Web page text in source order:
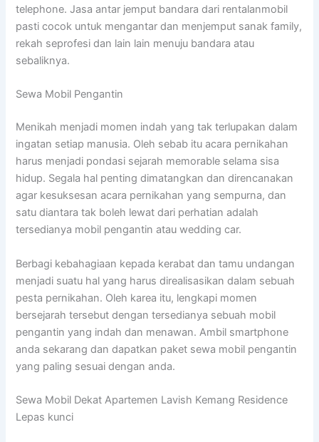
telephone. Jasa antar jemput bandara dari rentalanmobil
pasti cocok untuk mengantar dan menjemput sanak family,
rekah seprofesi dan lain lain menuju bandara atau
sebaliknya.
Sewa Mobil Pengantin
Menikah menjadi momen indah yang tak terlupakan dalam
ingatan setiap manusia. Oleh sebab itu acara pernikahan
harus menjadi pondasi sejarah memorable selama sisa
hidup. Segala hal penting dimatangkan dan direncanakan
agar kesuksesan acara pernikahan yang sempurna, dan
satu diantara tak boleh lewat dari perhatian adalah
tersedianya mobil pengantin atau wedding car.
Berbagi kebahagiaan kepada kerabat dan tamu undangan
menjadi suatu hal yang harus direalisasikan dalam sebuah
pesta pernikahan. Oleh karea itu, lengkapi momen
bersejarah tersebut dengan tersedianya sebuah mobil
pengantin yang indah dan menawan. Ambil smartphone
anda sekarang dan dapatkan paket sewa mobil pengantin
yang paling sesuai dengan anda.
Sewa Mobil Dekat Apartemen Lavish Kemang Residence
Lepas kunci